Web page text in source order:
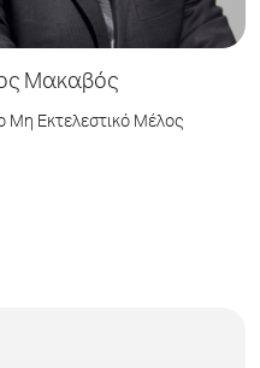
Μακαβός
Μη Εκτελεστικό Μέλος